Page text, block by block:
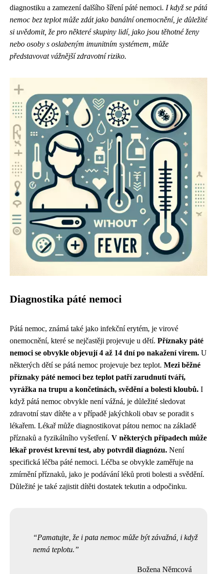
diagnostiku a zamezení dalšího šíření páté nemoci. I když se pátá
nemoc bez teplot může zdát jako banální onemocnění, je důležité
si uvědomit, že pro některé skupiny lidí, jako jsou těhotné ženy
nebo osoby s oslabeným imunitním systémem, může
představovat vážnější zdravotní riziko.
Diagnostika páté nemoci
Pátá nemoc, známá také jako infekční erytém, je virové
onemocnění, které se nejčastěji projevuje u dětí. Příznaky páté
nemoci se obvykle objevují 4 až 14 dní po nakažení virem. U
některých dětí se pátá nemoc projevuje bez teplot. Mezi běžné
příznaky páté nemoci bez teplot patří zarudnutí tváří,
vyrážka na trupu a končetinách, svědění a bolesti kloubů. I
když pátá nemoc obvykle není vážná, je důležité sledovat
zdravotní stav dítěte a v případě jakýchkoli obav se poradit s
lékařem. Lékař může diagnostikovat pátou nemoc na základě
příznaků a fyzikálního vyšetření. V některých případech může
lékař provést krevní test, aby potvrdil diagnózu. Není
specifická léčba páté nemoci. Léčba se obvykle zaměřuje na
zmírnění příznaků, jako je podávání léků proti bolesti a svědění.
Důležité je také zajistit dítěti dostatek tekutin a odpočinku.
Pamatujte, že i pata nemoc může být závažná, i když
nemá teplotu.
Božena Němcová